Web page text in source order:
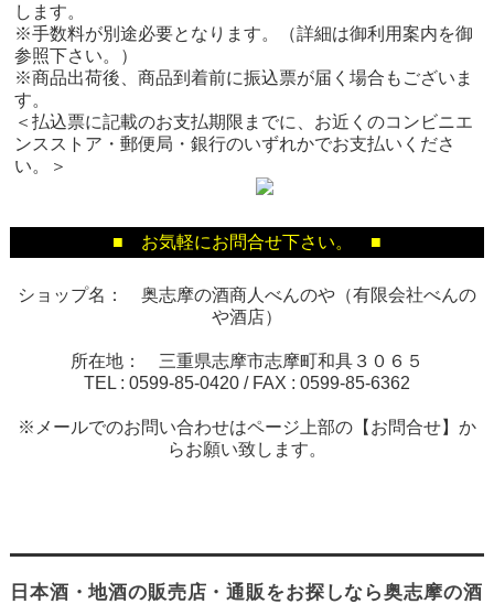
します。
※手数料が別途必要となります。（詳細は御利用案内を御
参照下さい。）
※商品出荷後、商品到着前に振込票が届く場合もございま
す。
＜払込票に記載のお支払期限までに、お近くのコンビニエ
ンスストア・郵便局・銀行のいずれかでお支払いくださ
い。＞
■ お気軽にお問合せ下さい。 ■
ショップ名： 奥志摩の酒商人べんのや（有限会社べんの
や酒店）
所在地： 三重県志摩市志摩町和具３０６５
TEL : 0599-85-0420 / FAX : 0599-85-6362
※メールでのお問い合わせはページ上部の【お問合せ】か
らお願い致します。
日本酒・地酒の販売店・通販をお探しなら奥志摩の酒